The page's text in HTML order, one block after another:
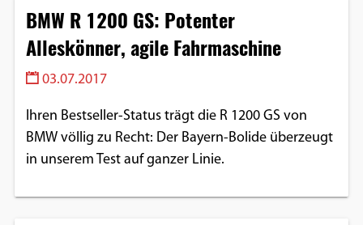
BMW R 1200 GS: Potenter
Alleskönner, agile Fahrmaschine
03.07.2017
Ihren Bestseller-Status trägt die R 1200 GS von
BMW völlig zu Recht: Der Bayern-Bolide überzeugt
in unserem Test auf ganzer Linie.